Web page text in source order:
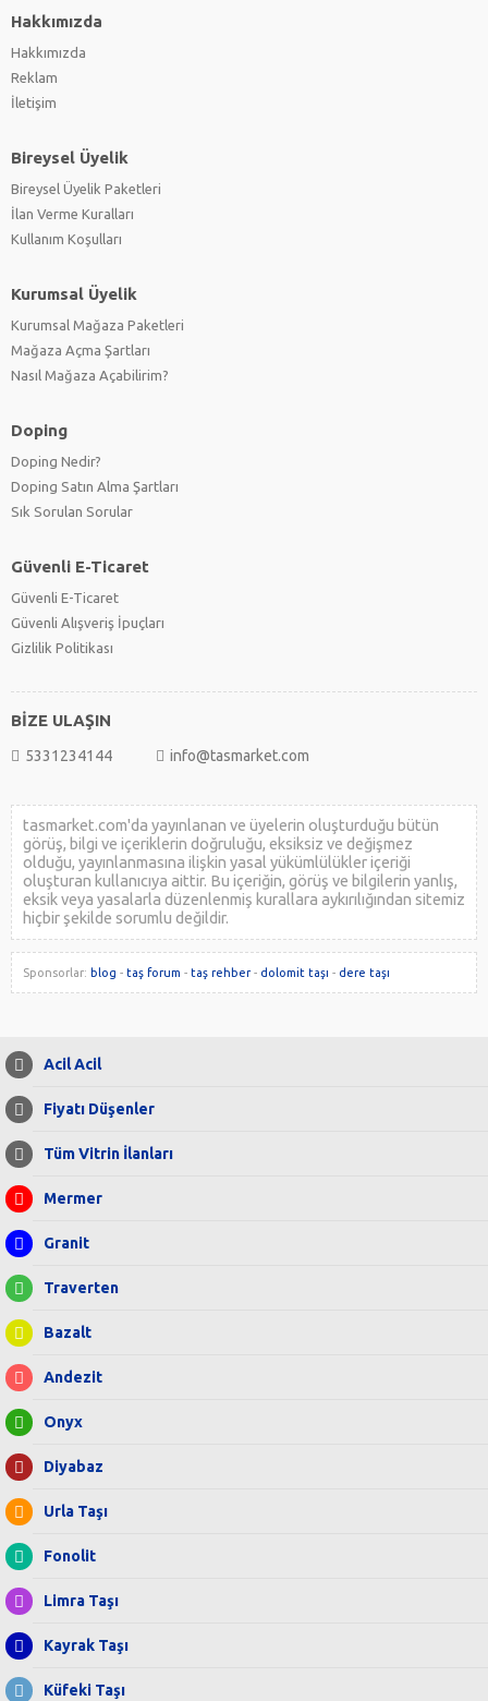
Hakkımızda
Hakkımızda
Reklam
İletişim
Bireysel Üyelik
Bireysel Üyelik Paketleri
İlan Verme Kuralları
Kullanım Koşulları
Kurumsal Üyelik
Kurumsal Mağaza Paketleri
Mağaza Açma Şartları
Nasıl Mağaza Açabilirim?
Doping
Doping Nedir?
Doping Satın Alma Şartları
Sık Sorulan Sorular
Güvenli E-Ticaret
Güvenli E-Ticaret
Güvenli Alışveriş İpuçları
Gizlilik Politikası
BİZE ULAŞIN
5331234144 info@tasmarket.com
tasmarket.com'da yayınlanan ve üyelerin oluşturduğu bütün
görüş, bilgi ve içeriklerin doğruluğu, eksiksiz ve değişmez
olduğu, yayınlanmasına ilişkin yasal yükümlülükler içeriği
oluşturan kullanıcıya aittir. Bu içeriğin, görüş ve bilgilerin yanlış,
eksik veya yasalarla düzenlenmiş kurallara aykırılığından sitemiz
hiçbir şekilde sorumlu değildir.
Sponsorlar: blog - taş forum - taş rehber - dolomit taşı - dere taşı
Acil Acil
Fiyatı Düşenler
Tüm Vitrin İlanları
Mermer
Granit
Traverten
Bazalt
Andezit
Onyx
Diyabaz
Urla Taşı
Fonolit
Limra Taşı
Kayrak Taşı
Küfeki Taşı